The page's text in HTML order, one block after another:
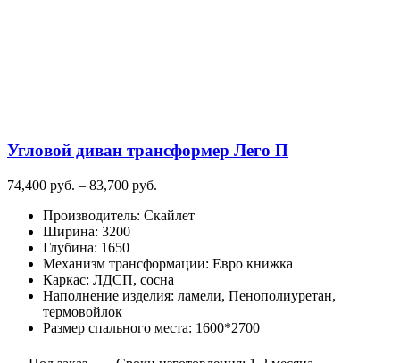
Угловой диван трансформер Лего П
74,400 руб. – 83,700 руб.
74,400
83,700
руб.
Производитель: Скайлет
Ширина: 3200
Глубина: 1650
Механизм трансформации: Евро книжка
Каркас: ЛДСП, сосна
Наполнение изделия: ламели, Пенополиуретан,
термовойлок
Размер спального места: 1600*2700